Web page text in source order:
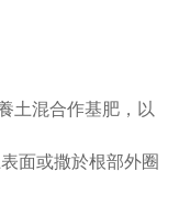
土混合作基肥，以
面或撒於根部外圈